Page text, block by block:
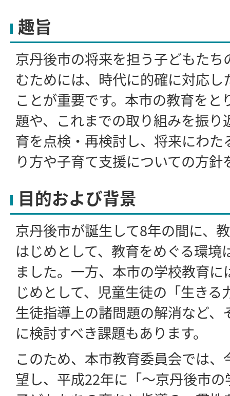
趣旨
京丹後市の将来を担う子どもた
むためには、時代に的確に対応
ことが重要です。本市の教育をと
題や、これまでの取り組みを振り
育を点検・再検討し、将来にわ
り方や子育て支援についての方針
目的および背景
京丹後市が誕生して8年の間に、
はじめとして、教育をめぐる環境
ました。一方、本市の学校教育
じめとして、児童生徒の「生き
生徒指導上の諸問題の解消など、
に検討すべき課題もあります。
このため、本市教育委員会では
望し、平成22年に「～京丹後市